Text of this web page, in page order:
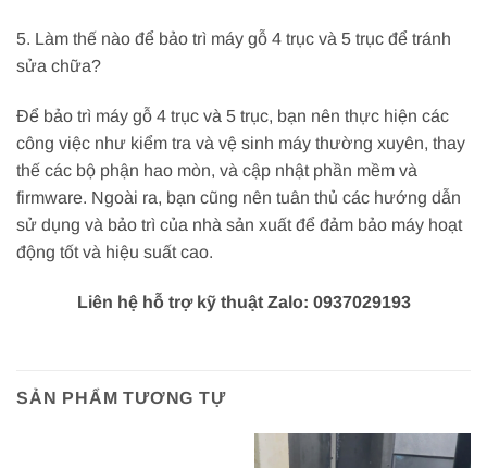
5. Làm thế nào để bảo trì máy gỗ 4 trục và 5 trục để tránh
sửa chữa?
Để bảo trì máy gỗ 4 trục và 5 trục, bạn nên thực hiện các
công việc như kiểm tra và vệ sinh máy thường xuyên, thay
thế các bộ phận hao mòn, và cập nhật phần mềm và
firmware. Ngoài ra, bạn cũng nên tuân thủ các hướng dẫn
sử dụng và bảo trì của nhà sản xuất để đảm bảo máy hoạt
động tốt và hiệu suất cao.
Liên hệ hỗ trợ kỹ thuật Zalo: 0937029193
SẢN PHẨM TƯƠNG TỰ